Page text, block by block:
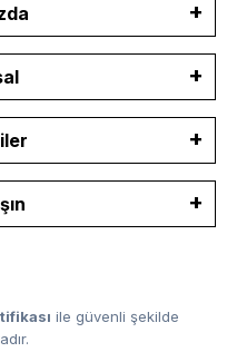
ile güvenli şekilde